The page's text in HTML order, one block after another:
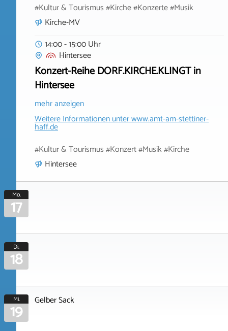
#Kultur & Tourismus #Kirche #Konzerte #Musik
Kirche-MV
14:00 - 15:00 Uhr
Hintersee
Konzert-Reihe DORF.KIRCHE.KLINGT in
Hintersee
mehr anzeigen
Weitere Informationen unterwww.amt-am-stettiner-
haff.de
#Kultur & Tourismus #Konzert #Musik #Kirche
Hintersee
Mo.
17
Di.
18
Mi.
19 Gelber Sack